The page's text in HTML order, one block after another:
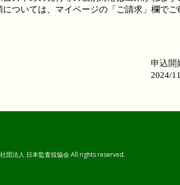
申込開
団法人 日本監査役協会 All rights reserved.